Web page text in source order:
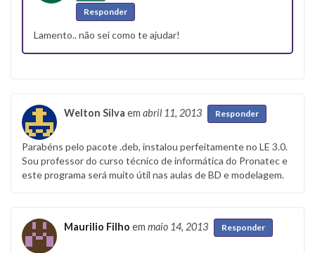
Responder
Lamento.. não sei como te ajudar!
Welton Silva em abril 11, 2013 Responder
Parabéns pelo pacote .deb, instalou perfeitamente no LE 3.0.
Sou professor do curso técnico de informática do Pronatec e
este programa será muito útil nas aulas de BD e modelagem.
Maurilio Filho em maio 14, 2013 Responder